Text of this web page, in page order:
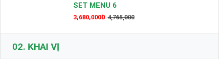
SET MENU 6
3,680,000Đ 4,765,000
02. KHAI VỊ